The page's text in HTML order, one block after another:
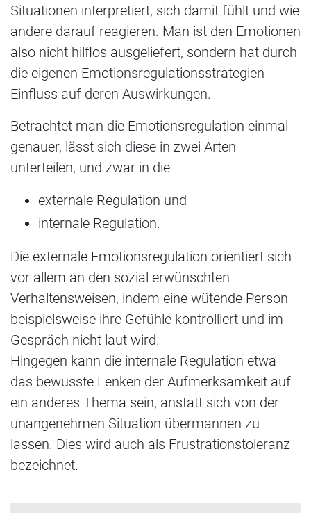
Situationen interpretiert, sich damit fühlt und wie
andere darauf reagieren. Man ist den Emotionen
also nicht hilflos ausgeliefert, sondern hat durch
die eigenen Emotionsregulationsstrategien
Einfluss auf deren Auswirkungen.
Betrachtet man die Emotionsregulation einmal
genauer, lässt sich diese in zwei Arten
unterteilen, und zwar in die
externale Regulation und
internale Regulation.
Die externale Emotionsregulation orientiert sich
vor allem an den sozial erwünschten
Verhaltensweisen, indem eine wütende Person
beispielsweise ihre Gefühle kontrolliert und im
Gespräch nicht laut wird.
Hingegen kann die internale Regulation etwa
das bewusste Lenken der Aufmerksamkeit auf
ein anderes Thema sein, anstatt sich von der
unangenehmen Situation übermannen zu
lassen. Dies wird auch als Frustrationstoleranz
bezeichnet.